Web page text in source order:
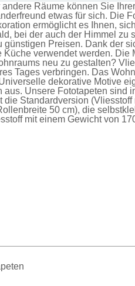
Räume können Sie
etwas für sich. Die
ermöglicht es Ihnen,
, bei der auch der Himmel zu
günstigen Preisen. Dank der
Küche verwendet werden. Die
neu zu gestalten?
Tages verbringen. Das
dekorative Motive
aus. Unsere Fototapeten sind
die Standardversion (Vliesstoff
50 cm), die
mit einem Gewicht von